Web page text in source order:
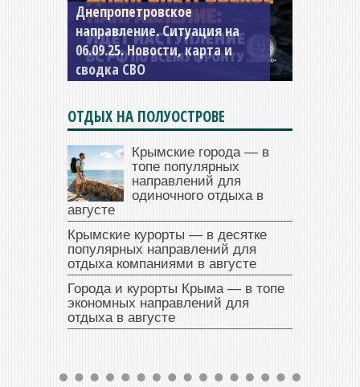
Днепропетровское
направление. Ситуация на
06.09.25. Новости, карта и
сводка СВО
Константиновское
направление. Ситуация на
04.09.25 Новости, карта и
сводка СВО
ОТДЫХ НА ПОЛУОСТРОВЕ
Крымские города — в
топе популярных
направлений для
одиночного отдыха в
августе
Крымские курорты — в десятке
популярных направлений для
отдыха компаниями в августе
Города и курорты Крыма — в топе
экономных направлений для
отдыха в августе